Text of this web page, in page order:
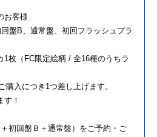
お客様
回盤B、通常盤、初回フラッシュプラ
枚（FC限定絵柄 / 全16種のうちラ
入につき1つ差し上げます。
！
初回盤Ｂ＋通常盤）をご予約・ご